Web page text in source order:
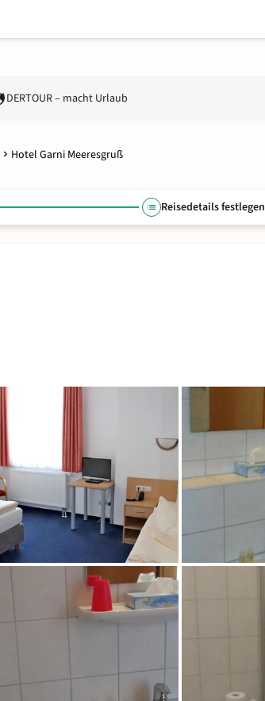
DERTOUR – macht Urlaub
Hotel Garni Meeresgruß
Reisedetails festlegen